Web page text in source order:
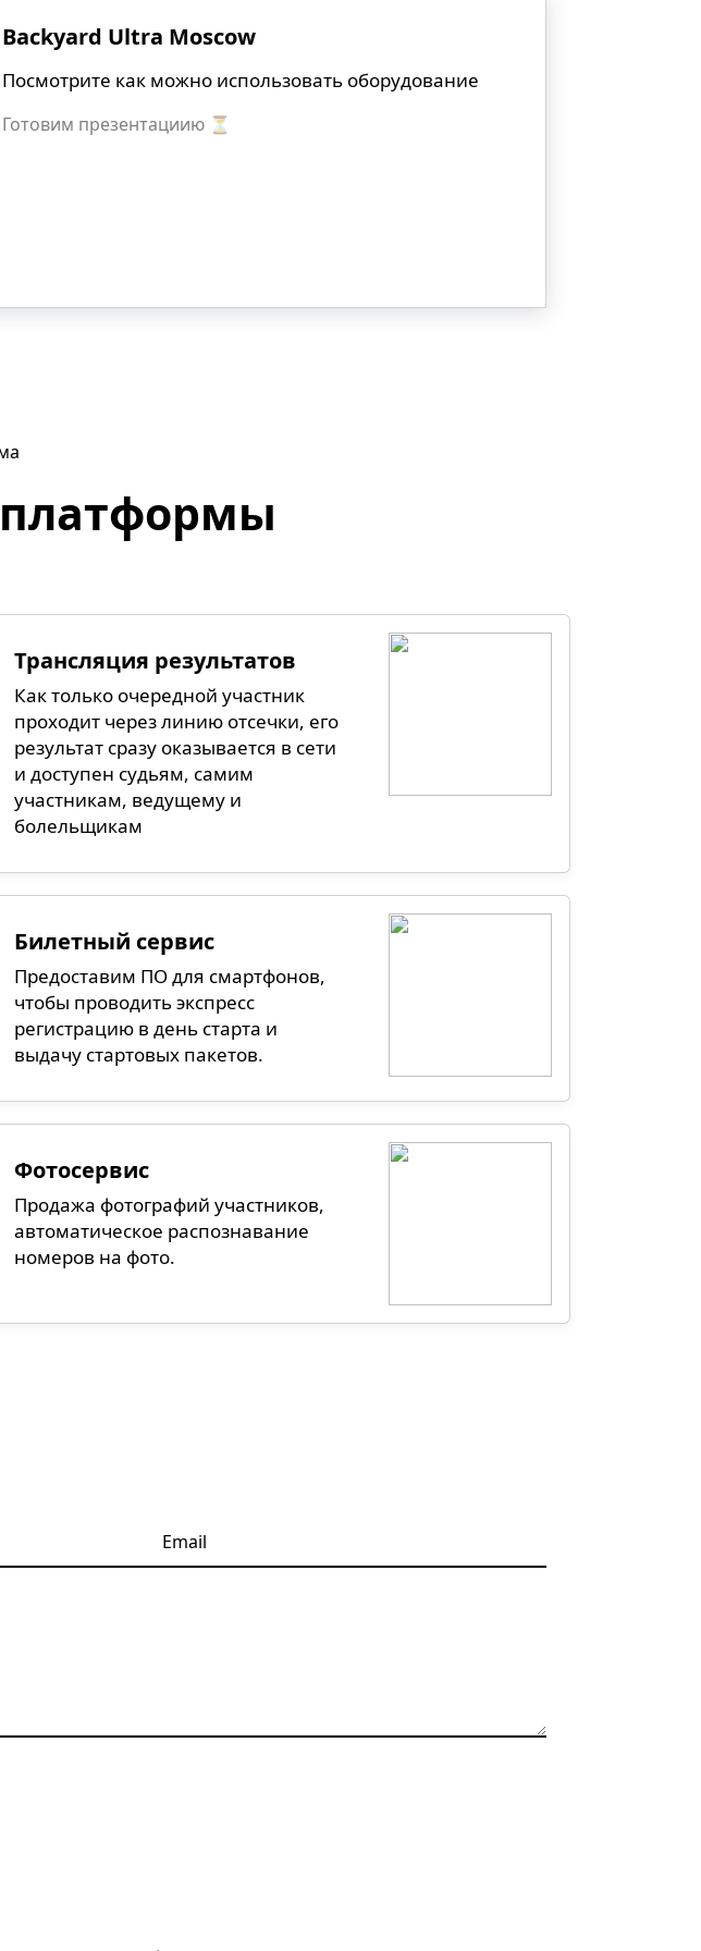
Backyard Ultra Moscow
Посмотрите как можно использовать оборудование
Готовим презентациию ⏳
Трансляция результатов
Как только очередной участник
проходит через линию отсечки, его
результат сразу оказывается в сети
и доступен судьям, самим
участникам, ведущему и
болельщикам
Билетный сервис
Предоставим ПО для смартфонов,
чтобы проводить экспресс
регистрацию в день старта и
выдачу стартовых пакетов.
Фотосервис
Продажа фотографий участников,
автоматическое распознавание
номеров на фото.
Email